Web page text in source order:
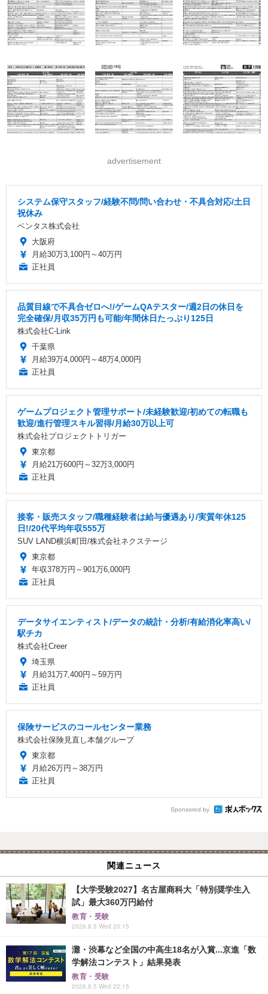
advertisement
システム保守スタッフ/経験不問/問い合わせ・不具合対応/土日
祝休み
ベンタス株式会社
大阪府
月給30万3,100円～40万円
正社員
品質目線で不具合ゼロへ!/ゲームQAテスター/週2日の休日を
完全確保/月収35万円も可能/年間休日たっぷり125日
株式会社C-Link
千葉県
月給39万4,000円～48万4,000円
正社員
ゲームプロジェクト管理サポート/未経験歓迎/初めての転職も
歓迎/進行管理スキル習得/月給30万以上可
株式会社プロジェクトトリガー
東京都
月給21万600円～32万3,000円
正社員
接客・販売スタッフ/職種経験者は給与優遇あり/実質年休125
日!/20代平均年収555万
SUV LAND横浜町田/株式会社ネクステージ
東京都
年収378万円～901万6,000円
正社員
データサイエンティスト/データの統計・分析/有給消化率高い/
駅チカ
株式会社Creer
埼玉県
月給31万7,400円～59万円
正社員
保険サービスのコールセンター業務
株式会社保険見直し本舗グループ
東京都
月給26万円～38万円
正社員
Sponsored by
関連ニュース
【大学受験2027】名古屋商科大「特別奨学生入
試」最大360万円給付
教育・受験
2026.8.5 Wed 20:15
灘・渋幕など全国の中高生18名が入賞...京進「数
学解法コンテスト」結果発表
教育・受験
2026.8.5 Wed 22:15